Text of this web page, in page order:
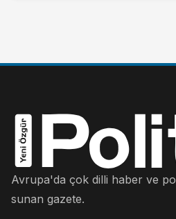
Avrupa'da çok dilli haber ve
sunan gazete.